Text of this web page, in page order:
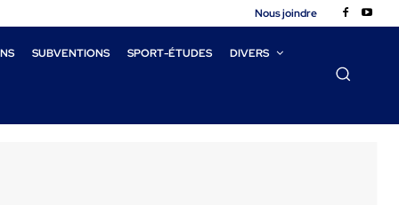
Nous joindre
SUBVENTIONS SPORT-ÉTUDES DIVERS